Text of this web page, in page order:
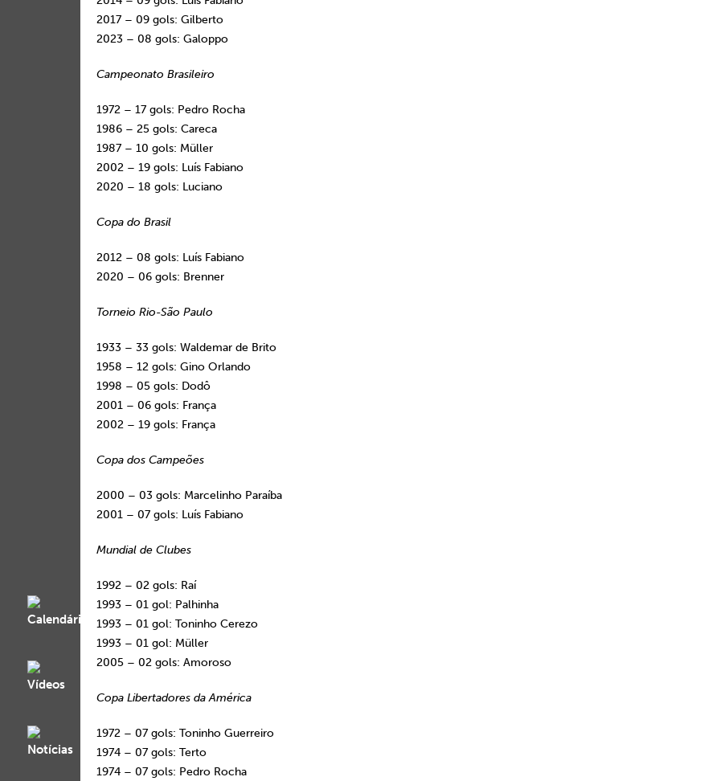
2017 – 09 gols: Gilberto
2023 – 08 gols: Galoppo
Campeonato Brasileiro
1972 – 17 gols: Pedro Rocha
1986 – 25 gols: Careca
1987 – 10 gols: Müller
2002 – 19 gols: Luís Fabiano
2020 – 18 gols: Luciano
Copa do Brasil
2012 – 08 gols: Luís Fabiano
2020 – 06 gols: Brenner
Torneio Rio-São Paulo
1933 – 33 gols: Waldemar de Brito
1958 – 12 gols: Gino Orlando
1998 – 05 gols: Dodô
2001 – 06 gols: França
2002 – 19 gols: França
Copa dos Campeões
2000 – 03 gols: Marcelinho Paraíba
2001 – 07 gols: Luís Fabiano
Mundial de Clubes
1992 – 02 gols: Raí
1993 – 01 gol: Palhinha
1993 – 01 gol: Toninho Cerezo
1993 – 01 gol: Müller
2005 – 02 gols: Amoroso
Copa Libertadores da América
1972 – 07 gols: Toninho Guerreiro
1974 – 07 gols: Terto
1974 – 07 gols: Pedro Rocha